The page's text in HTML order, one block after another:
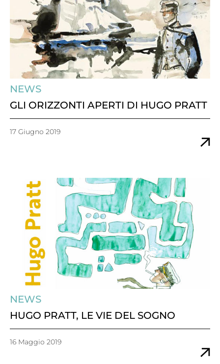
NEWS
GLI ORIZZONTI APERTI DI HUGO PRATT
17 Giugno 2019
NEWS
HUGO PRATT, LE VIE DEL SOGNO
16 Maggio 2019